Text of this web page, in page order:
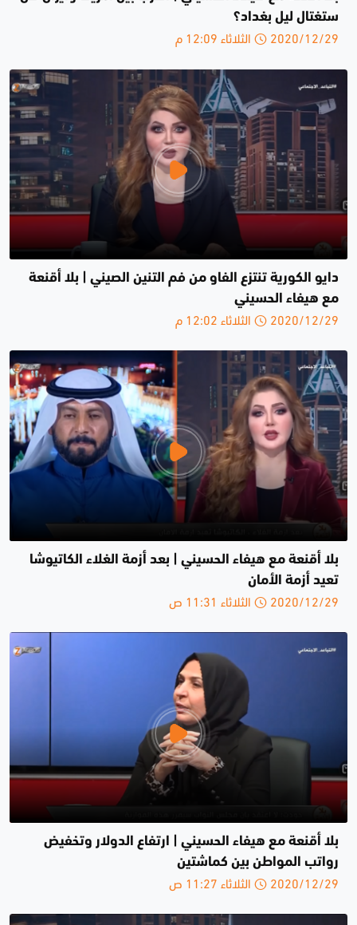
ستغتال ليل بغداد؟
2020/12/29 الثلاثاء 12:09 م
دايو الكورية تنتزع الفاو من فم التنين الصيني | بلا أقنعة
مع هيفاء الحسيني
2020/12/29 الثلاثاء 12:02 م
بلا أقنعة مع هيفاء الحسيني | بعد أزمة الغلاء الكاتيوشا
تعيد أزمة الأمان
2020/12/29 الثلاثاء 11:31 ص
بلا أقنعة مع هيفاء الحسيني | ارتفاع الدولار وتخفيض
رواتب المواطن بين كماشتين
2020/12/29 الثلاثاء 11:27 ص